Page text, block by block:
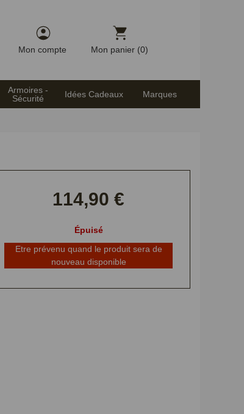
Mon compte Mon panier (0)
Armoires -
Sécurité
Idées Cadeaux Marques
114,90 €
Épuisé
Etre prévenu quand le produit sera de
nouveau disponible